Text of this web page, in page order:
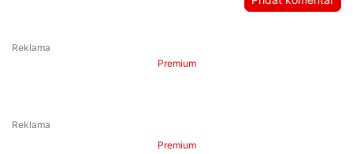
Premium
Premium